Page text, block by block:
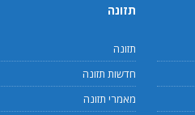
תזונה
תזונה
חדשות תזונה
מאמרי תזונה